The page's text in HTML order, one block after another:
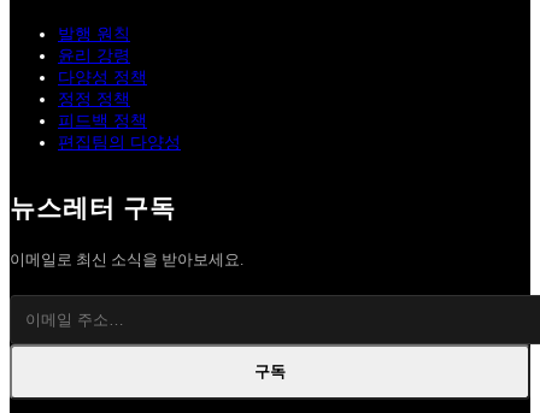
발행 원칙
윤리 강령
다양성 정책
정정 정책
피드백 정책
편집팀의 다양성
뉴스레터 구독
이메일로 최신 소식을 받아보세요.
구독